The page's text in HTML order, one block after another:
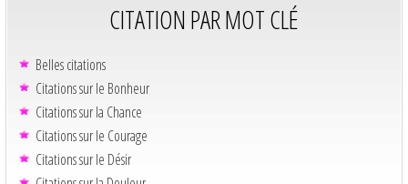
CITATION PAR MOT CLÉ
Belles citations
Citations sur le Bonheur
Citations sur la Chance
Citations sur le Courage
Citations sur le Désir